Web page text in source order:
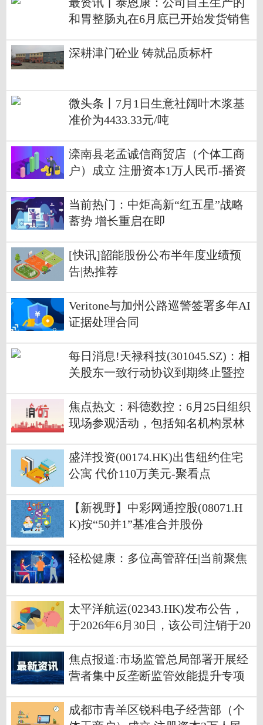
最资讯丨泰恩康：公司自主生产的
和胃整肠丸在6月底已开始发货销售
深耕津门砼业 铸就品质标杆
微头条丨7月1日生意社阔叶木浆基
准价为4433.33元/吨
滦南县老孟诚信商贸店（个体工商
户）成立 注册资本1万人民币-播资
当前热门：中炬高新“红五星”战略
蓄势 增长重启在即
[快讯]韶能股份公布半年度业绩预
告|热推荐
Veritone与加州公路巡警签署多年AI
证据处理合同
每日消息!天禄科技(301045.SZ)：相
关股东一致行动协议到期终止暨控
焦点热文：科德数控：6月25日组织
现场参观活动，包括知名机构景林
盛洋投资(00174.HK)出售纽约住宅
公寓 代价110万美元-聚看点
【新视野】中彩网通控股(08071.H
K)按“50并1”基准合并股份
轻松健康：多位高管辞任|当前聚焦
太平洋航运(02343.HK)发布公告，
于2026年6月30日，该公司注销于20
快报
焦点报道:市场监管总局部署开展经
营者集中反垄断监管效能提升专项
成都市青羊区锐科电子经营部（个